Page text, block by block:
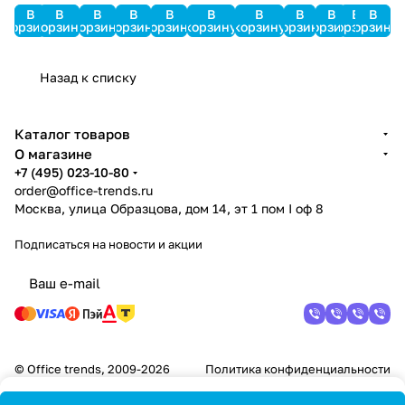
В
корзину
В
корзину
В
корзину
В
корзину
В
корзину
В
корзину
В
корзину
В
корзину
В
корзину
В
корзину
В
корзину
Назад к списку
Каталог товаров
О магазине
+7 (495) 023-10-80
order@office-trends.ru
Москва, улица Образцова, дом 14, эт 1 пом I оф 8
Подписаться на новости и акции
© Office trends, 2009-2026 Политика конфиденциальности